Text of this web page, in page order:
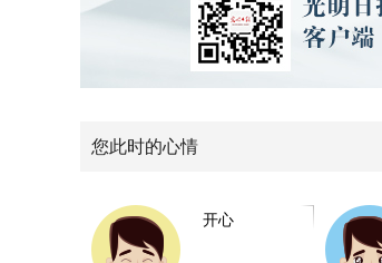
您此时的心情
开心